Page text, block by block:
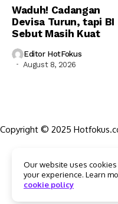
Waduh! Cadangan
Devisa Turun, tapi BI
Sebut Masih Kuat
Editor HotFokus
August 8, 2026
Copyright © 2025
Struktur Organisasi
Kode Etik Jurnalistik
Pedoman Pemberitaan
Our website uses
your experience. Learn
cookie policy